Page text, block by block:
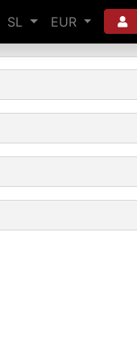
SL EUR